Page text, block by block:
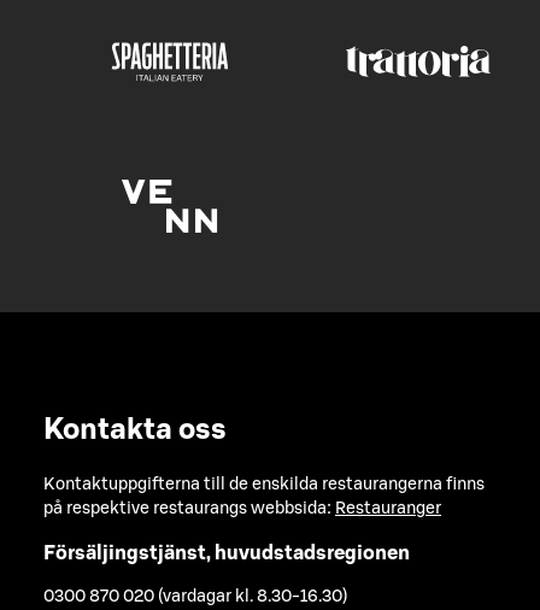
Kontakta oss
Kontaktuppgifterna till de enskilda restaurangerna finns
på respektive restaurangs webbsida: Restauranger
Försäljingstjänst, huvudstadsregionen
0300 870 020 (vardagar kl. 8.30-16.30)